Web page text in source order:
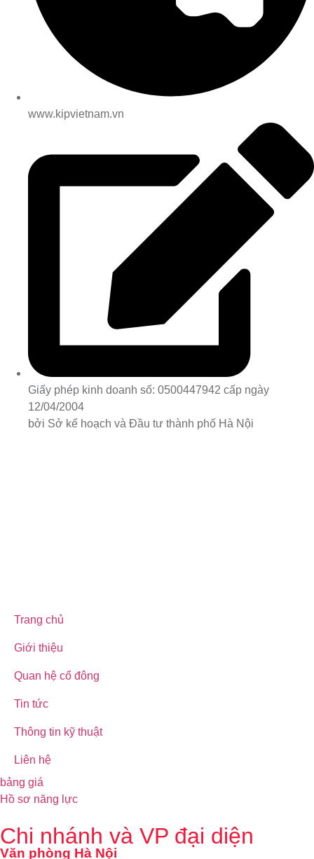
www.kipvietnam.vn
Giấy phép kinh doanh số: 0500447942 cấp ngày
12/04/2004
bởi Sở kế hoạch và Đầu tư thành phố Hà Nội
Trang chủ
Giới thiệu
Quan hệ cổ đông
Tin tức
Thông tin kỹ thuật
Liên hệ
bảng giá
Hồ sơ năng lực
Chi nhánh và VP đại diện
Văn phòng Hà Nội